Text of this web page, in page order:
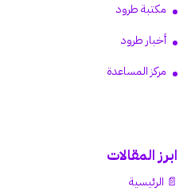
مكتبة طرود
أخبار طرود
مركز المساعدة
ابرز المقالات
📄 الرئيسية